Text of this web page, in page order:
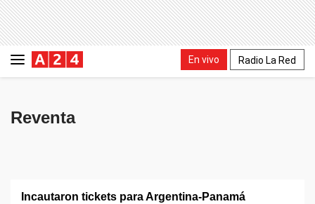
En vivo Radio La Red
Reventa
Incautaron tickets para Argentina-Panamá